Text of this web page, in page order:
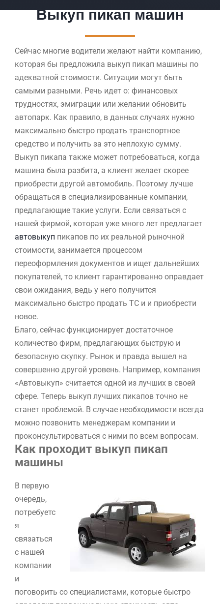
Выкуп пикап машин
Сейчас многие водители желают найти компанию,
которая бы предложила выкуп пикап машины по
адекватной стоимости. Ситуации могут быть
самыми разными. Речь идет о: финансовых
трудностях, эмиграции или желании обновить
автопарк. Как правило, в данных случаях нужно
максимально быстро продать транспортное
средство и получить за это неплохую сумму.
Выкуп пикапа также может потребоваться, когда
машина была разбита, а клиент желает скорее
приобрести другой автомобиль. Поэтому лучше
обращаться в специализированные компании,
предлагающие такие услуги. Если связаться с
нашей фирмой, которая уже много лет предлагает
автовыкуп пикапов по их реальной рыночной
стоимости, занимается процессом
переоформления документов и ищет дальнейших
покупателей, то клиент гарантированно оправдает
свои ожидания, ведь у него получится
максимально быстро продать ТС и и приобрести
новое.
Благо, сейчас функционирует достаточное
количество фирм, предлагающих быструю и
безопасную скупку. Рынок и правда вышел на
совершенно другой уровень. Например, компания
«Автовыкуп» считается одной из лучших в своей
сфере. Теперь выкуп лучших пикапов точно не
станет проблемой. В случае необходимости всегда
можно позвонить менеджерам компании и
проконсультироваться с ними по всем вопросам.
Как проходит выкуп пикап
машины
В первую
очередь,
потребуетс
я
связаться
с нашей
компании
и
поговорить со специалистами, которые быстро